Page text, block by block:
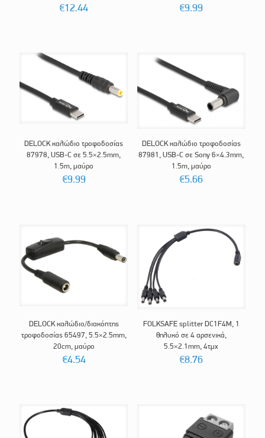
€12.44 €9.99
DELOCK καλώδιο τροφοδοσίας
87978, USB-C σε 5.5×2.5mm,
1.5m, μαύρο
€9.99
DELOCK καλώδιο τροφοδοσίας
87981, USB-C σε Sony 6×4.3mm,
1.5m, μαύρο
€5.66
DELOCK καλώδιο/διακόπτης
τροφοδοσίας 65497, 5.5×2.5mm,
20cm, μαύρο
€4.54
FOLKSAFE splitter DC1F4M, 1
θηλυκό σε 4 αρσενικά,
5.5×2.1mm, 4τμχ
€8.76